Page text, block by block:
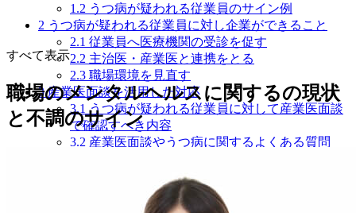
1.2 うつ病が疑われる従業員のサイン例
2 うつ病が疑われる従業員に対し企業ができること
2.1 従業員へ医療機関の受診を促す
2.2 主治医・産業医と連携をとる
2.3 職場環境を見直す
3産業医面談を活用した対応
3.1 うつ病が疑われる従業員に対して産業医面談
で確認すべき内容
3.2 産業医面談やうつ病に関するよくある質問
すべて表示
職場のメンタルヘルスに関するの現状
と不調のサイン